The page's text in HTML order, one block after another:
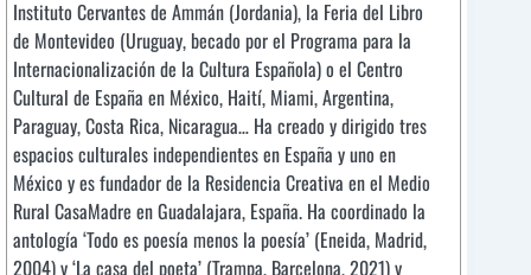
Instituto Cervantes de Ammán (Jordania), la Feria del Libro
de Montevideo (Uruguay, becado por el Programa para la
Internacionalización de la Cultura Española) o el Centro
Cultural de España en México, Haití, Miami, Argentina,
Paraguay, Costa Rica, Nicaragua… Ha creado y dirigido tres
espacios culturales independientes en España y uno en
México y es fundador de la Residencia Creativa en el Medio
Rural CasaMadre en Guadalajara, España. Ha coordinado la
antología ‘Todo es poesía menos la poesía’ (Eneida, Madrid,
2004) y ‘La casa del poeta’ (Trampa, Barcelona, 2021) y